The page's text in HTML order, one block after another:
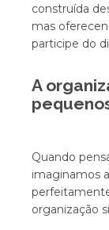
construída
mas
participe do
A
Quando
imaginamos
organização